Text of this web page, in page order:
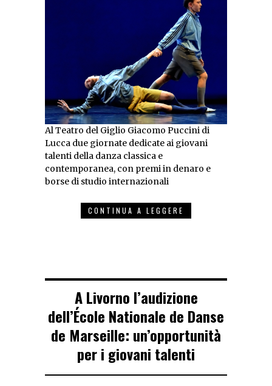
Al Teatro del Giglio Giacomo Puccini di
Lucca due giornate dedicate ai giovani
talenti della danza classica e
contemporanea, con premi in denaro e
borse di studio internazionali
CONTINUA A LEGGERE
A Livorno l’audizione
dell’École Nationale de Danse
de Marseille: un’opportunità
per i giovani talenti